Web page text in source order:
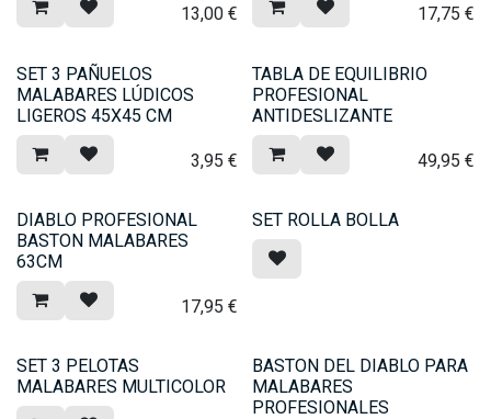
13,00 € 17,75 €
SET 3 PAÑUELOS
MALABARES LÚDICOS
LIGEROS 45X45 CM
3,95 €
TABLA DE EQUILIBRIO
PROFESIONAL
ANTIDESLIZANTE
49,95 €
DIABLO PROFESIONAL
BASTON MALABARES
63CM
17,95 €
SET ROLLA BOLLA
SET 3 PELOTAS
MALABARES MULTICOLOR
BASTON DEL DIABLO PARA
MALABARES
PROFESIONALES